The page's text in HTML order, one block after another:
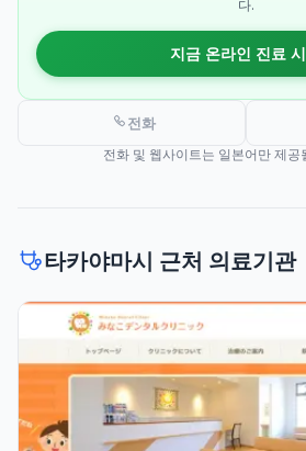
다.
지금 온라인 진료
전화
전화 및 웹사이트는 일본어만 제공
타카야마시 근처 의료기관